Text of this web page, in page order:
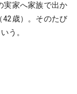
実家へ家族で出か
42歳）。そのたび
う。